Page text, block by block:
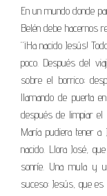
En un mundo donde
Belén debe hacernos
“¡Ha nacido Jesús!
poco. Después del
sobre el borrico;
llamando de puerta
después de limpiar el
María pudiera tener a
nacido. Llora José,
sonríe. Una mula y
suceso: Jesús, que es